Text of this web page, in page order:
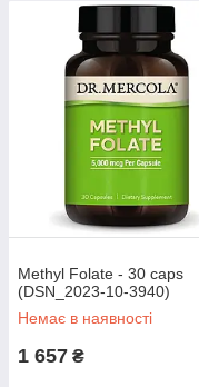
Methyl Folate - 30 caps
(DSN_2023-10-3940)
Немає в наявності
1 657 ₴